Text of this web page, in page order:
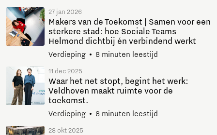
27 jan 2026
Makers van de Toekomst | Samen voor een
sterkere stad: hoe Sociale Teams
Helmond dichtbij én verbindend werkt
Verdieping 8 minuten leestijd
11 dec 2025
Waar het net stopt, begint het werk:
Veldhoven maakt ruimte voor de
toekomst.
Verdieping 8 minuten leestijd
28 okt 2025